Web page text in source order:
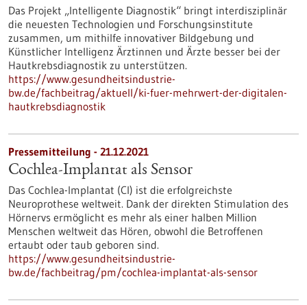
Das Projekt „Intelligente Diagnostik“ bringt interdisziplinär
die neuesten Technologien und Forschungsinstitute
zusammen, um mithilfe innovativer Bildgebung und
Künstlicher Intelligenz Ärztinnen und Ärzte besser bei der
Hautkrebsdiagnostik zu unterstützen.
https://www.gesundheitsindustrie-
bw.de/fachbeitrag/aktuell/ki-fuer-mehrwert-der-digitalen-
hautkrebsdiagnostik
Pressemitteilung - 21.12.2021
Cochlea-Implantat als Sensor
Das Cochlea-Implantat (CI) ist die erfolgreichste
Neuroprothese weltweit. Dank der direkten Stimulation des
Hörnervs ermöglicht es mehr als einer halben Million
Menschen weltweit das Hören, obwohl die Betroffenen
ertaubt oder taub geboren sind.
https://www.gesundheitsindustrie-
bw.de/fachbeitrag/pm/cochlea-implantat-als-sensor